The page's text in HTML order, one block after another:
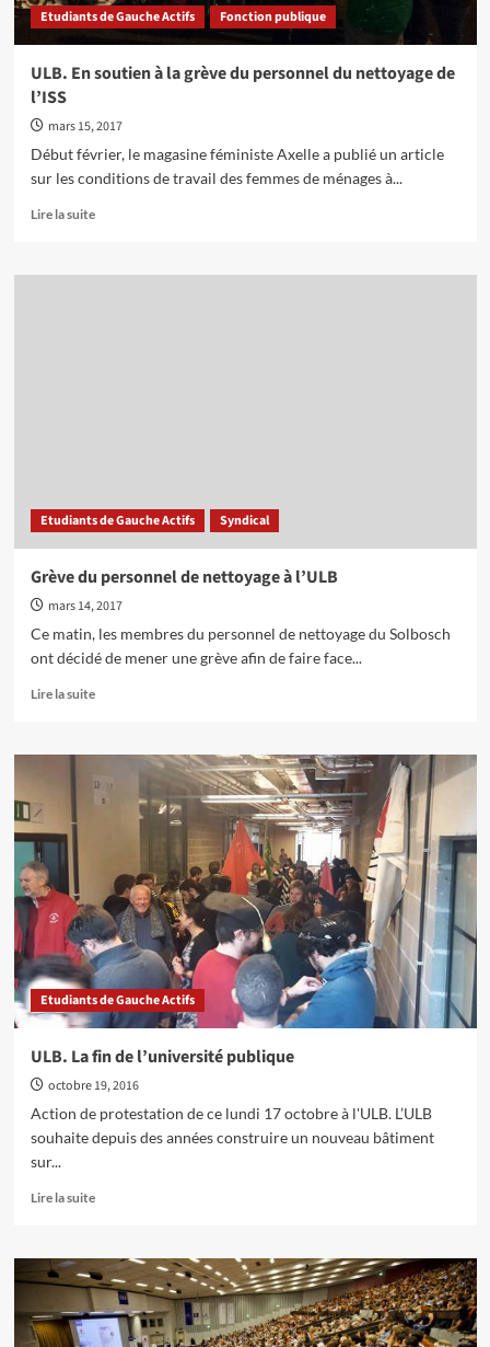
Etudiants de Gauche Actifs Fonction publique
ULB. En soutien à la grève du personnel du nettoyage de
l’ISS
mars 15, 2017
Début février, le magasine féministe Axelle a publié un article
sur les conditions de travail des femmes de ménages à...
Lire la suiteEn
sur
l’ISS
Etudiants de Gauche Actifs Syndical
Grève du personnel de nettoyage à l’ULB
mars 14, 2017
Ce matin, les membres du personnel de nettoyage du Solbosch
ont décidé de mener une grève afin de faire face...
Lire la suiteEn
sur
du
personnel
l’ULB
Etudiants de Gauche Actifs
ULB. La fin de l’université publique
octobre 19, 2016
Action de protestation de ce lundi 17 octobre à l'ULB. L’ULB
souhaite depuis des années construire un nouveau bâtiment
sur...
Lire la suiteEn
sur
ULB.
La
fin
de